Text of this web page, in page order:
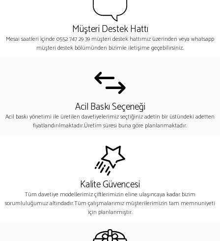
Müşteri Destek Hattı
Mesai saatleri içinde 0552 747 29 39 müşteri destek hattımız üzerinden veya whatsapp
müşteri destek bölümünden bizimle iletişime geçebilirsiniz.
Acil Baskı Seçeneği
Acil baskı yönetimi ile üretilen davetiyelerimiz seçtiğiniz adetin bir üstündeki adetten
fiyatlandırılmaktadır.Üretim süresi buna göre planlanmaktadır.
Kalite Güvencesi
Tüm davetiye modellerimiz çiftlerimizin eline ulaşıncaya kadar bizim
sorumluluğumuz altındadır.Tüm çalışmalarımız müşterilerimizin tam memnuniyeti
için planlanmıştır.